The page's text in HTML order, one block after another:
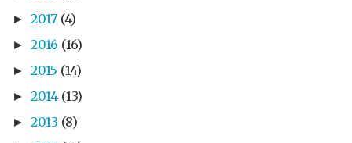
► 2017 (4)
► 2016 (16)
► 2015 (14)
► 2014 (13)
► 2013 (8)